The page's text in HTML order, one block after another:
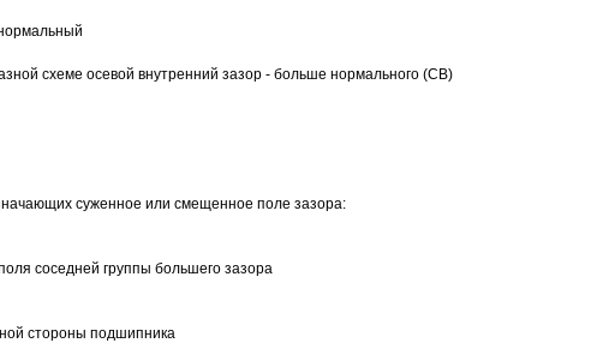
схеме осевой внутренний зазор - больше нормального (CB)
суженное или смещенное поле зазора:
соседней группы большего зазора
стороны подшипника